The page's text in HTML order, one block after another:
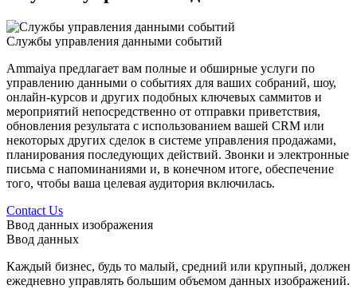
Службы управления данными событий
Ammaiya предлагает вам полные и обширные услуги по
управлению данными о событиях для ваших собраний, шоу,
онлайн-курсов и других подобных ключевых саммитов и
мероприятий непосредственно от отправки приветствия,
обновления результата с использованием вашей CRM или
некоторых других сделок в системе управления продажами,
планирования последующих действий. Звонки и электронные
письма с напоминаниями и, в конечном итоге, обеспечение
того, чтобы ваша целевая аудитория включилась.
Contact Us
Ввод данных изображения
Ввод данных
Каждый бизнес, будь то малый, средний или крупный, должен
ежедневно управлять большим объемом данных изображений.